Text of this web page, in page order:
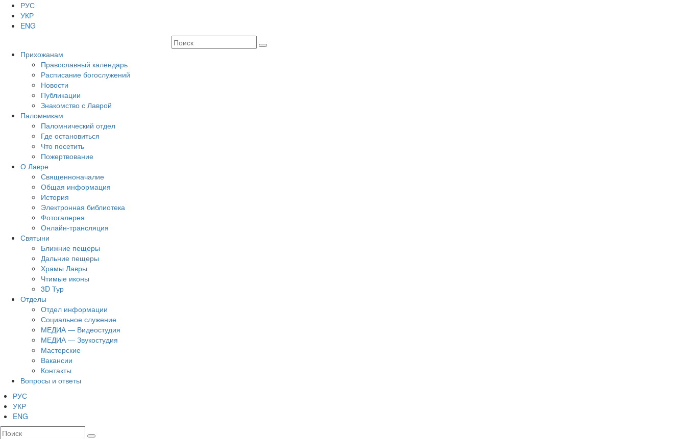
РУС
УКР
ENG
Прихожанам
Православный календарь
Расписание богослужений
Новости
Публикации
Знакомство с Лаврой
Паломникам
Паломнический отдел
Где остановиться
Что посетить
Пожертвование
О Лавре
Священноначалие
Общая информация
История
Электронная библиотека
Фотогалерея
Онлайн-трансляция
Святыни
Ближние пещеры
Дальние пещеры
Храмы Лавры
Чтимые иконы
3D Тур
Отделы
Отдел информации
Социальное служение
МЕДИА — Видеостудия
МЕДИА — Звукостудия
Мастерские
Вакансии
Контакты
Вопросы и ответы
РУС
УКР
ENG